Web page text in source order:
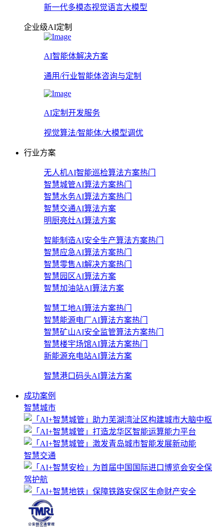
新一代多模态视觉语言大模型
企业级AI定制
AI智能体解决方案
通用/行业智能体咨询与定制
AI定制开发服务
视觉算法/智能体/大模型调优
行业方案
无人机AI智能巡检算法方案热门
智慧城管AI算法方案热门
智慧水务AI算法方案热门
智慧交通AI算法方案
明厨亮灶AI算法方案
智能制造AI安全生产算法方案热门
智慧应急AI算法方案热门
智慧零售AI解决方案热门
智慧园区AI算法方案
智慧加油站AI算法方案
智慧工地AI算法方案热门
智慧能源电厂AI算法方案热门
智慧矿山AI安全监管算法方案热门
智慧楼宇场馆AI算法方案热门
新能源充电站AI算法方案
智慧港口码头AI算法方案
成功案例
智慧城市
智慧交通